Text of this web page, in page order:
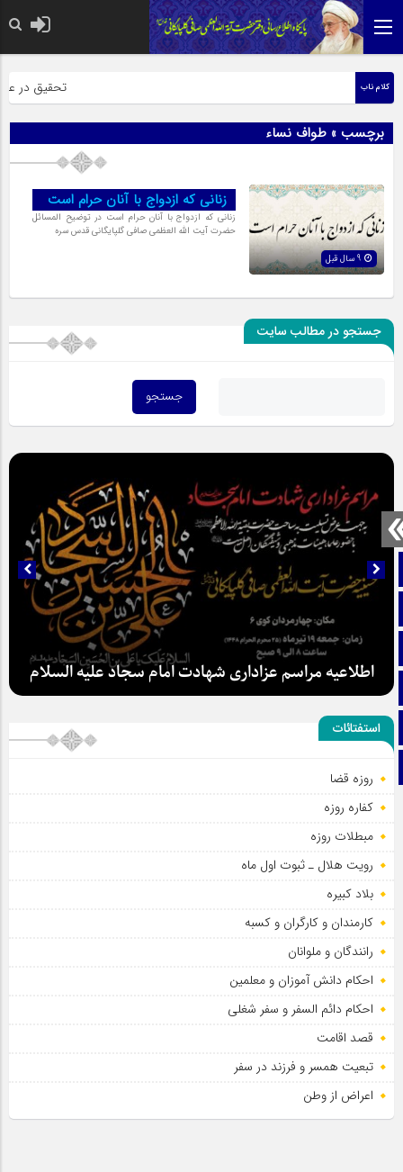
صفحه نخست
آپارات
اینستاگرام
کلام ناب تحقیق در
برچسب » طواف نساء
زنانی که ازدواج با آنان حرام است
زنانی که ازدواج با آنان حرام است در توضیح المسائل
حضرت آیت الله العظمی صافی گلپایگانی قدس سره
جستجو در مطالب سایت
اطلاعیه مراسم عزاداری شهادت امام سجاد علیه السلام
استفتائات
روزه قضا
کفاره روزه
مبطلات روزه
رویت هلال ـ ثبوت اول ماه
بلاد کبیره
کارمندان و کارگران و کسبه
رانندگان و ملوانان
احکام دانش آموزان و معلمین
احکام دائم السفر و سفر شغلی
قصد اقامت
تبعیت همسر و فرزند در سفر
اعراض از وطن